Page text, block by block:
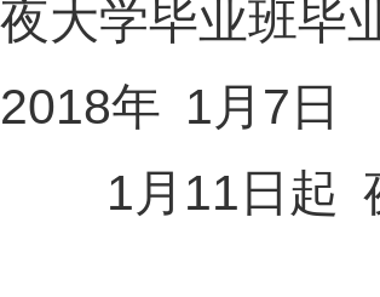
夜大学毕业班毕
2018年 1 月 7 日
1 月 11 日起